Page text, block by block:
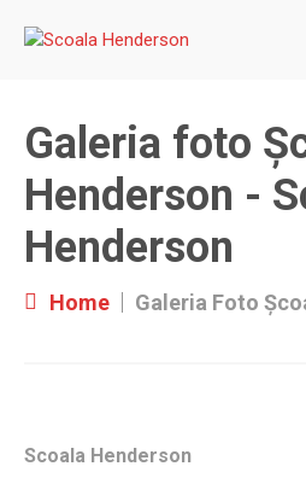
Galeria foto
Henderson -
Henderson
Home Galeria Foto
Scoala Henderson